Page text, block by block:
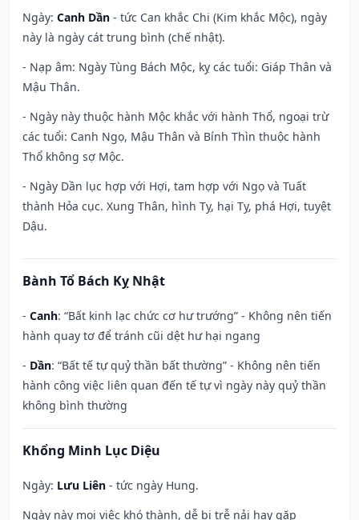
Ngày: Canh Dần - tức Can khắc Chi (Kim khắc Mộc), ngày
này là ngày cát trung bình (chế nhật).
- Nạp âm: Ngày Tùng Bách Mộc, kỵ các tuổi: Giáp Thân và
Mậu Thân.
- Ngày này thuộc hành Mộc khắc với hành Thổ, ngoại trừ
các tuổi: Canh Ngọ, Mậu Thân và Bính Thìn thuộc hành
Thổ không sợ Mộc.
- Ngày Dần lục hợp với Hợi, tam hợp với Ngọ và Tuất
thành Hỏa cục. Xung Thân, hình Tỵ, hại Tỵ, phá Hợi, tuyệt
Dậu.
Bành Tổ Bách Kỵ Nhật
- Canh: “Bất kinh lạc chức cơ hư trướng” - Không nên tiến
hành quay tơ để tránh cũi dệt hư hại ngang
- Dần: “Bất tế tự quỷ thần bất thường” - Không nên tiến
hành công việc liên quan đến tế tự vì ngày này quỷ thần
không bình thường
Khổng Minh Lục Diệu
Ngày: Lưu Liên - tức ngày Hung.
Ngày này mọi việc khó thành, dễ bị trễ nải hay gặp